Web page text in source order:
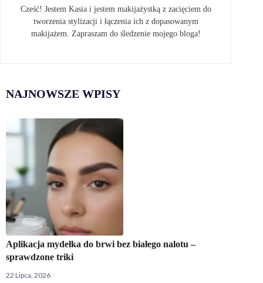
Cześć! Jestem Kasia i jestem makijażystką z zacięciem do
tworzenia stylizacji i łączenia ich z dopasowanym
makijażem. Zapraszam do śledzenie mojego bloga!
NAJNOWSZE WPISY
Aplikacja mydełka do brwi bez białego nalotu –
sprawdzone triki
22 Lipca, 2026